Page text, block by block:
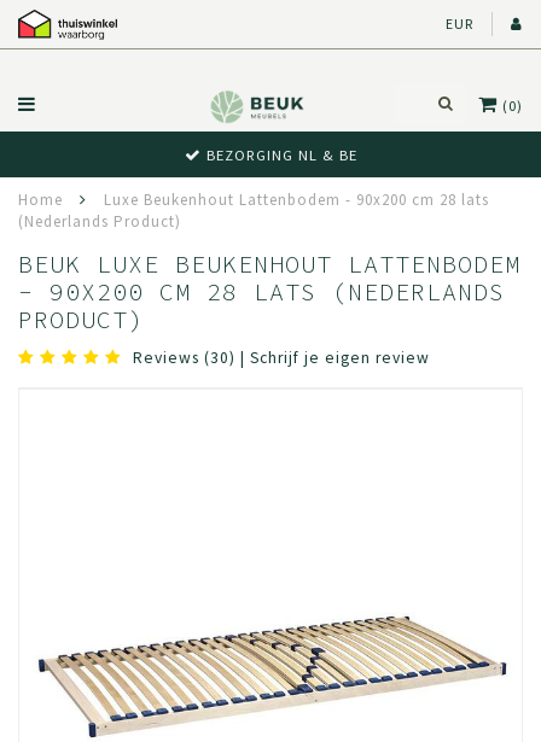
EUR
(0)
BEZORGING NL & BE
Home
Luxe Beukenhout Lattenbodem - 90x200 cm 28 lats
(Nederlands Product)
BEUK LUXE BEUKENHOUT LATTENBODEM
- 90X200 CM 28 LATS (NEDERLANDS
PRODUCT)
Reviews (30) | Schrijf je eigen review